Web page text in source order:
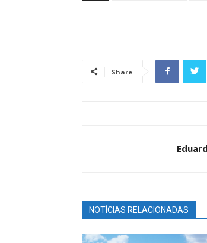
Share
NOTÍCIAS RELACIONADAS